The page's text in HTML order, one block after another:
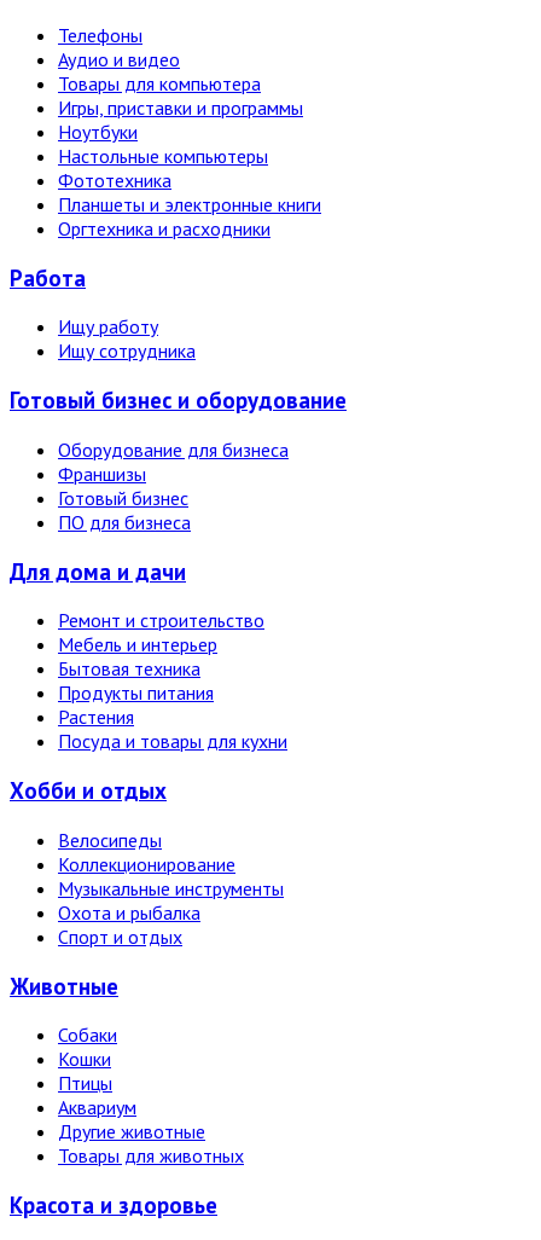
Телефоны
Аудио и видео
Товары для компьютера
Игры, приставки и программы
Ноутбуки
Настольные компьютеры
Фототехника
Планшеты и электронные книги
Оргтехника и расходники
Работа
Ищу работу
Ищу сотрудника
Готовый бизнес и оборудование
Оборудование для бизнеса
Франшизы
Готовый бизнес
ПО для бизнеса
Для дома и дачи
Ремонт и строительство
Мебель и интерьер
Бытовая техника
Продукты питания
Растения
Посуда и товары для кухни
Хобби и отдых
Велосипеды
Коллекционирование
Музыкальные инструменты
Охота и рыбалка
Спорт и отдых
Животные
Собаки
Кошки
Птицы
Аквариум
Другие животные
Товары для животных
Красота и здоровье